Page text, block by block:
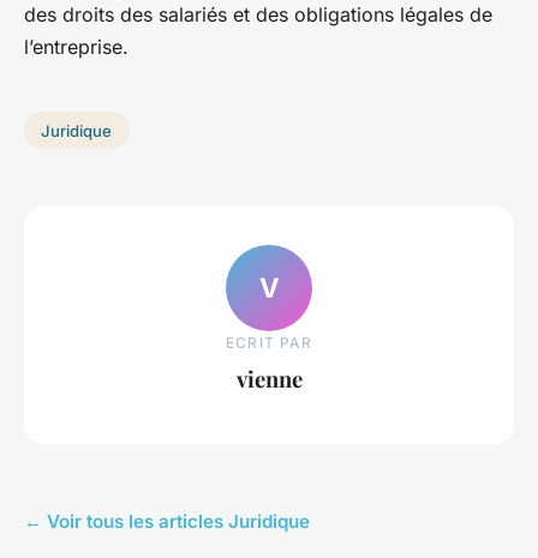
des droits des salariés et des obligations légales de
l’entreprise.
Juridique
V
ECRIT PAR
vienne
← Voir tous les articles Juridique